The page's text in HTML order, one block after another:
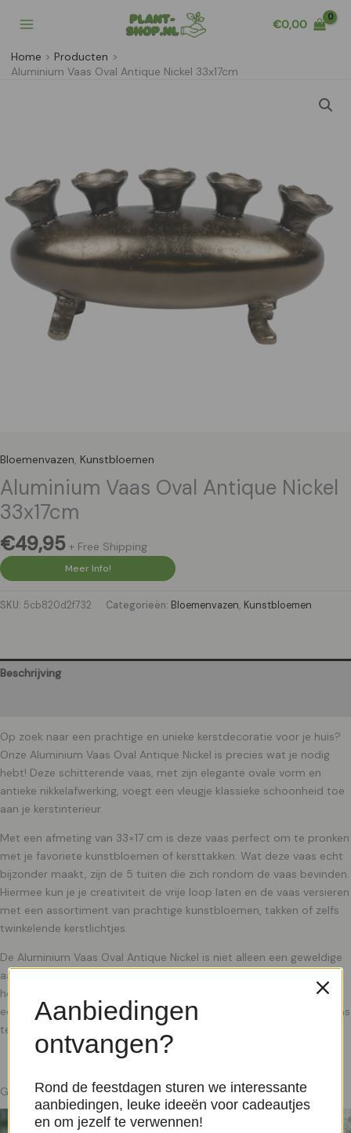
naar
inhoud
€0,00
Home
Producten
Aluminium Vaas Oval Antique Nickel 33x17cm
Bloemenvazen, Kunstbloemen
Aluminium Vaas Oval Antique Nickel
33x17cm
€49,95 + Free Shipping
Meer Info!
SKU: 5cb820d2f732 Categorieën: Bloemenvazen, Kunstbloemen
Beschrijving
Op zoek naar een prachtige en unieke kerstdecoratie voor je huis?
Onze Aluminium Vaas Oval Antique Nickel is precies wat je nodig
hebt! Deze schitterende vaas, met zijn elegante ovale vorm en
antieke nikkelafwerking, voegt een vleugje klassieke schoonheid toe
aan je kerstinterieur.
Met een afmeting van 33×17 cm is deze vaas perfect om te pronken
met je favoriete kunstbloemen of kersttakken. Wat deze vaas echt
bijzonder maakt, zijn de 5 tuiten die zich rondom de vaas bevinden.
Hiermee kun je je creativiteit de vrije loop laten en de vaas versieren
met een assortiment van prachtige kunstbloemen, takken of zelfs
twinkelende kerstlichtjes.
De Aluminium Vaas Oval Antique Nickel is niet alleen een geweldige
aanvulling op je kerstdecor, maar ook een stijlvolle blikvanger die
het hele jaar door gebruikt kan worden. Zet hem in je woonkamer,
eetkamer of hal, en geniet van de tijdloze schoonheid die deze vaas
te bieden heeft.
Gerelateerde producten
Aanbiedingen
ontvangen?
Rond de feestdagen sturen we interessante
aanbiedingen, leuke ideeën voor cadeautjes
en om jezelf te verwennen!